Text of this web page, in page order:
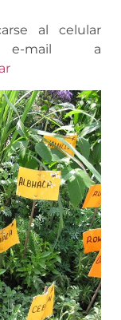
al celular
e-mail a